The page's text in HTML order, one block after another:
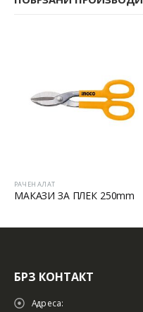
РАЧЕН АЛАТ
МАКАЗИ ЗА ПЛЕК 250mm
БРЗ КОНТАКТ
Адреса: